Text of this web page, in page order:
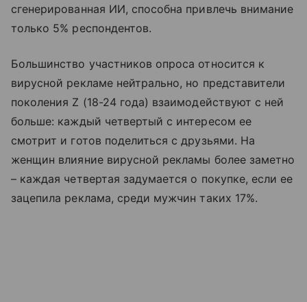
сгенерированная ИИ, способна привлечь внимание
только 5% респондентов.
Большинство участников опроса относится к
вирусной рекламе нейтрально, но представители
поколения Z (18-24 года) взаимодействуют с ней
больше: каждый четвертый с интересом ее
смотрит и готов поделиться с друзьями. На
женщин влияние вирусной рекламы более заметно
– каждая четвертая задумается о покупке, если ее
зацепила реклама, среди мужчин таких 17%.